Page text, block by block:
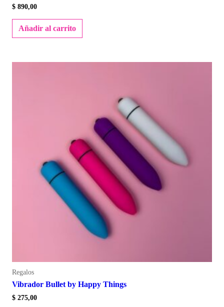
$ 890,00
Añadir al carrito
Regalos
Vibrador Bullet by Happy Things
$ 275,00